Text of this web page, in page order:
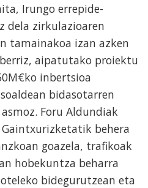
Irungo errepide-
dela zirkulazioaren
tamainakoa izan azken
aipatutako proiektu
inbertsioa
bidasotarren
Foru Aldundiak
behera
goazela, trafikoak
hobekuntza beharra
bidegurutzean eta